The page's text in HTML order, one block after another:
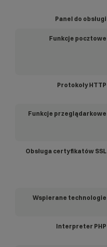
Panel do obsługi
Funkcje pocztowe
Protokoły HTTP
Funkcje przeglądarkowe
Obsługa certyfikatów SSL
Wspierane technologie
Interpreter PHP